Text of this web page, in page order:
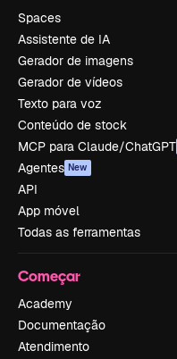
Spaces
Assistente de IA
Gerador de imagens
Gerador de vídeos
Texto para voz
Conteúdo de stock
MCP para Claude/ChatGPT
Agentes New
API
App móvel
Todas as ferramentas
Começar
Academy
Documentação
Atendimento